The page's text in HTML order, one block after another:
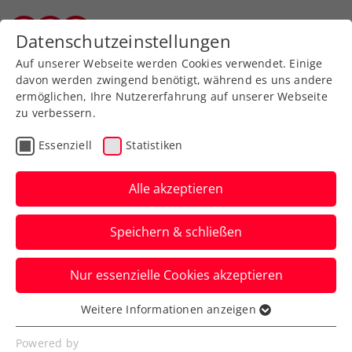
Zurück zur Newsübersicht
Turniere
Topstar Sakkari kehrt
zum Upper Austria Ladies
Linz zurück
Die Ex-Weltranglistendritte wird nach
zwei Jahren erneut in Oberösterreichs
Landeshauptstadt aufschlagen.
Verfasst von: Presseaussendung / Redaktion, 02.01.2025
Datenschutzeinstellungen
Auf unserer Webseite werden Cookies verwendet. Einige
davon werden zwingend benötigt, während es uns andere
ermöglichen, Ihre Nutzererfahrung auf unserer Webseite
zu verbessern.
Essenziell Statistiken
Alle akzeptieren
Speichern & schließen
Nur essenzielle Cookies akzeptieren
Essenziell
Essenzielle Cookies werden für grundlegende
Weitere Informationen anzeigen
Powered by